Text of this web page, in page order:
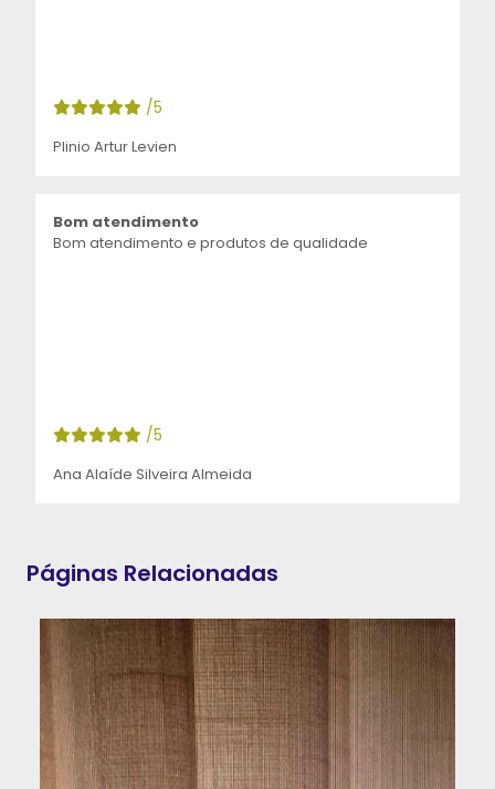
/5
Plinio Artur Levien
Bom atendimento
Bom atendimento e produtos de qualidade
/5
Ana Alaíde Silveira Almeida
Páginas Relacionadas